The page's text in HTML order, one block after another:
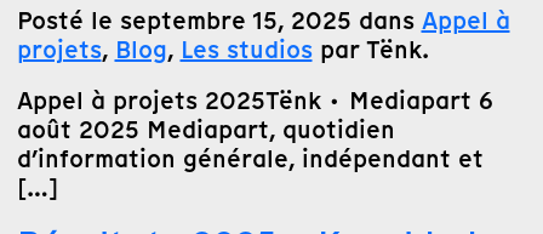
Posté le septembre 15, 2025 dans Appel à
projets, Blog, Les studiospar Tënk.
Appel à projets 2025Tënk · Mediapart 6
août 2025 Mediapart, quotidien
d’information générale, indépendant et
[…]